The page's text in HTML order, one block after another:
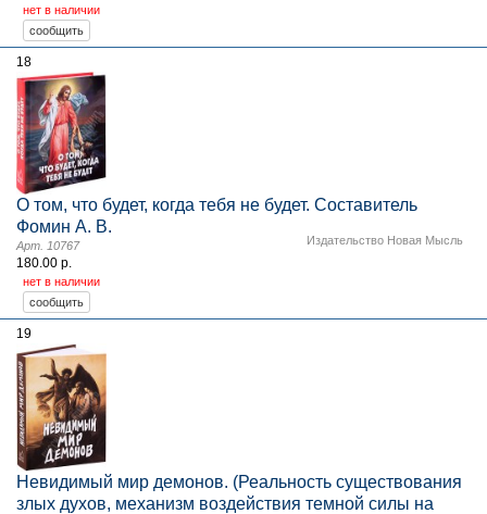
нет в наличии
18
О том, что будет, когда тебя не будет. Составитель
Фомин А. В.
Издательство Новая Мысль
Арт. 10767
180.00 р.
нет в наличии
19
Невидимый мир демонов. (Реальность существования
злых духов, механизм воздействия темной силы на